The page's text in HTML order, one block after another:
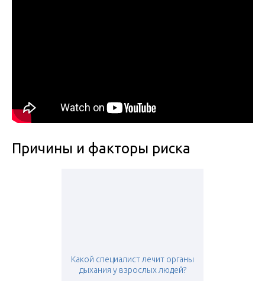
Причины и факторы риска
Какой специалист лечит органы
дыхания у взрослых людей?